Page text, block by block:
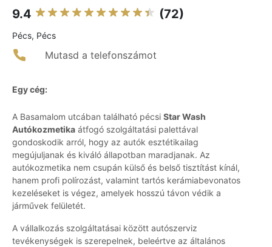
9.4 (72)
Pécs, Pécs
Mutasd a telefonszámot
Egy cég:
A Basamalom utcában található pécsi Star Wash
Autókozmetika átfogó szolgáltatási palettával
gondoskodik arról, hogy az autók esztétikailag
megújuljanak és kiváló állapotban maradjanak. Az
autókozmetika nem csupán külső és belső tisztítást kínál,
hanem profi polírozást, valamint tartós kerámiabevonatos
kezeléseket is végez, amelyek hosszú távon védik a
járművek felületét.
A vállalkozás szolgáltatásai között autószerviz
tevékenységek is szerepelnek, beleértve az általános